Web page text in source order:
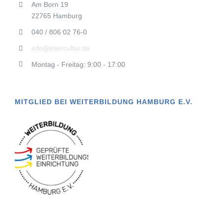
Am Born 19
22765 Hamburg
040 / 806 02 76-0
info@intercultur.de
Montag - Freitag: 9:00 - 17:00
MITGLIED BEI WEITERBILDUNG HAMBURG E.V.